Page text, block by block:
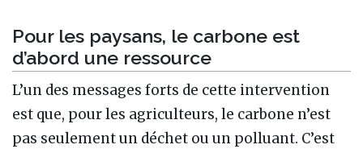
Pour les paysans, le carbone est
d’abord une ressource
L’un des messages forts de cette intervention
est que, pour les agriculteurs, le carbone n’est
pas seulement un déchet ou un polluant. C’est